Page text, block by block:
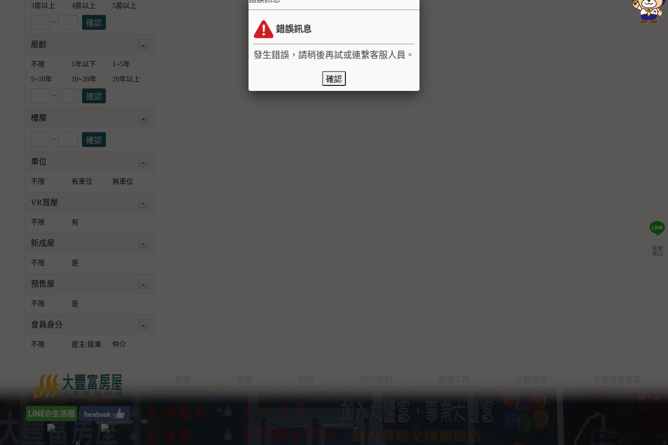
3房以上 4房以上 5房以上
~
屋齡 -
不限 1年以下
1~5年
5~10年
10~20年 20年以上
~
樓層 -
~
車位 -
不限 有車位 無車位
VR賞屋 -
不限 有
新成屋 -
不限 是
預售屋 -
不限 是
會員身分 -
不限 屋主/房東 仲介
錯誤訊息
發生錯誤，請稍後再試或連繫客服人員。
確認